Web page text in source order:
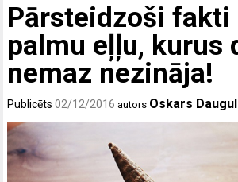
Pārsteidzoši fakti
palmu eļļu, kurus
nemaz nezināja!
Publicēts02/12/2016 autors Oskars